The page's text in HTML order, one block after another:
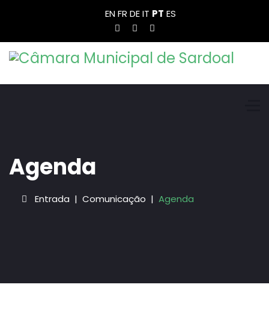
ENFR DEIT PT ES
Agenda
Entrada Comunicação Agenda